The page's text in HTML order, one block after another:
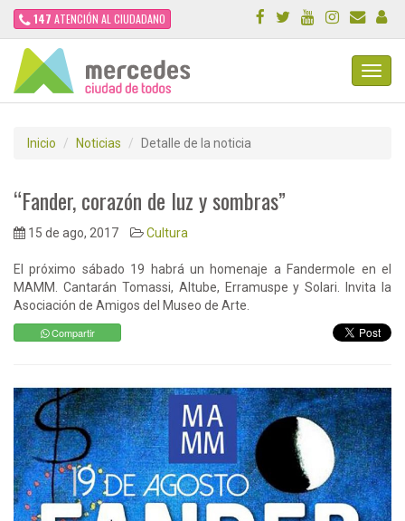
147 ATENCIÓN AL CIUDADANO
Inicio Noticias Detalle de la noticia
“Fander, corazón de luz y sombras”
15 de ago, 2017 Cultura
El próximo sábado 19 habrá un homenaje a Fandermole en el
MAMM. Cantarán Tomassi, Altube, Erramuspe y Solari. Invita la
Asociación de Amigos del Museo de Arte.
Compartir